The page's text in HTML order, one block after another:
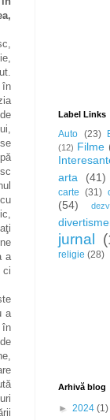
în
a
ci
a
în
Label Links
Auto (23)
(12) Filme
arta (41)
carte (31)
(54)
jurnal
religie (28)
Arhivă blog
► 2024 (1)